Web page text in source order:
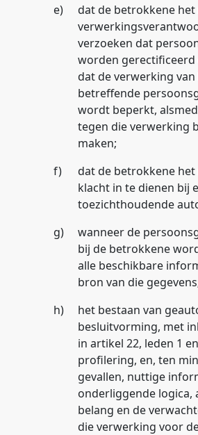
e)
dat de betrokkene
verzoeken dat
worden
dat de verwerking van
betreffende
wordt beperkt,
tegen die verwerking
maken;
f)
dat de betrokkene
klacht in te dienen bij
toezichthoudende
g)
wanneer de
bij de betrokkene
alle beschikbare
bron van die
h)
het bestaan van
besluitvorming, met
in artikel 22, leden 1
profilering, en, ten
gevallen, nuttige
onderliggende logica,
belang en de
die verwerking voor